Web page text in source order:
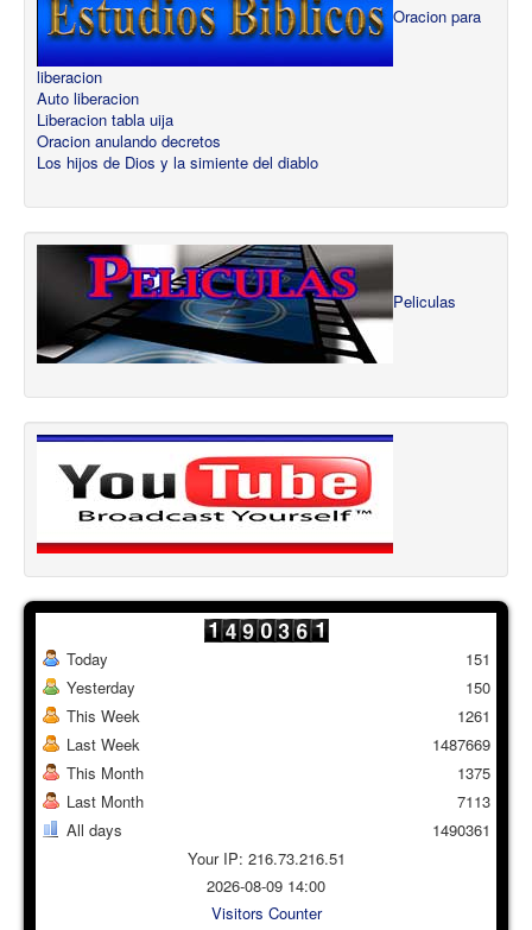
Oracion para
liberacion
Auto liberacion
Liberacion tabla uija
Oracion anulando decretos
Los hijos de Dios y la simiente del diablo
Peliculas
Today
Yesterday
This Week
Last Week
This Month
Last Month
All days
151
150
1261
1487669
1375
7113
1490361
Your IP: 216.73.216.51
2026-08-09 14:00
Visitors Counter